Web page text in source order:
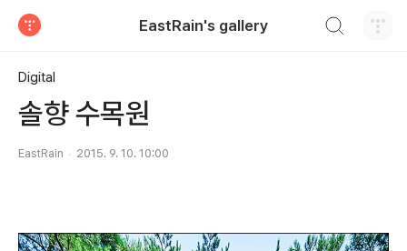
EastRain's gallery
Digital
솔향 수목원
EastRain 2015. 9. 10. 10:00